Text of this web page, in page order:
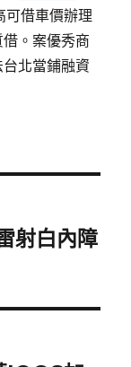
可借車價辦理
。案優秀商
北當鋪融資
射白內障